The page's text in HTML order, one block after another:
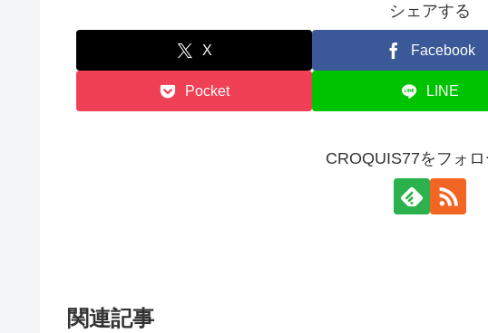
シェアする
X Facebook
Pocket LINE
CROQUIS77をフォ
関連記事